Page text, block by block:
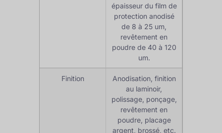
épaisseur du film de
protection anodisé
de 8 à 25 um,
revêtement en
poudre de 40 à 120
um.
Finition
Anodisation, finition
au laminoir,
polissage, ponçage,
revêtement en
poudre, placage
argent, brossé, etc.